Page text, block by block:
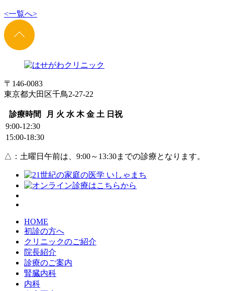
<一覧へ>
〒146-0083
東京都大田区千鳥2-27-22
診療時間 月 火 水 木 金 土 日祝
9:00-12:30
15:00-18:30
△：土曜日午前は、9:00～13:30までの診療となります。
HOME
初診の方へ
クリニックのご紹介
院長紹介
診療のご案内
腎臓内科
内科